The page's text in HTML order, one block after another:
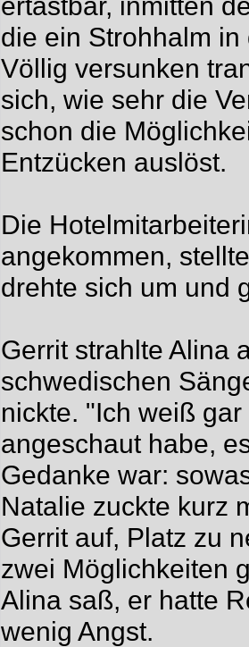
die ein Strohhalm
Völlig versunken
sich, wie sehr die
schon die
Entzücken auslöst.
Die
angekommen,
drehte sich um und
Gerrit strahlte Alina
schwedischen
nickte. "Ich weiß
angeschaut habe,
Gedanke war:
Natalie zuckte kurz
Gerrit auf, Platz zu
zwei Möglichkeiten
Alina saß, er hatte
wenig Angst.